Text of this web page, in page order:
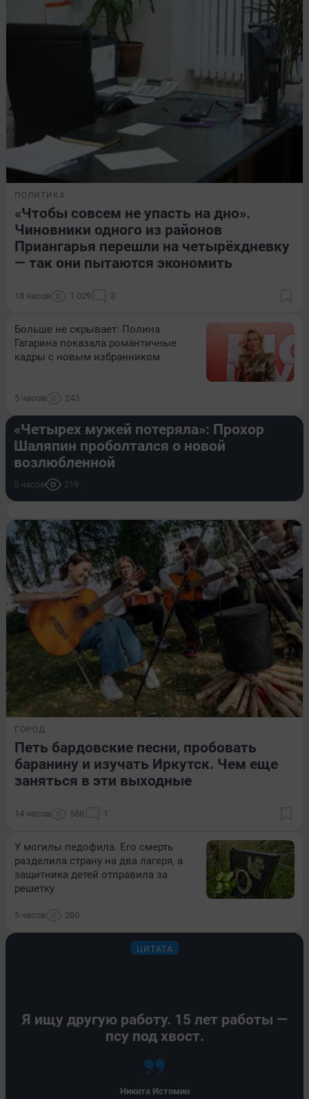
ПОЛИТИКА
«Чтобы совсем не упасть на дно».
Чиновники одного из районов
Приангарья перешли на четырёхдневку
— так они пытаются экономить
18 часов 1 029 3
Больше не скрывает: Полина
Гагарина показала романтичные
кадры с новым избранником
5 часов 243
«Четырех мужей потеряла»: Прохор
Шаляпин проболтался о новой
возлюбленной
5 часов 219
ГОРОД
Петь бардовские песни, пробовать
баранину и изучать Иркутск. Чем еще
заняться в эти выходные
14 часов 588 1
У могилы педофила. Его смерть
разделила страну на два лагеря, а
защитника детей отправила за
решетку
5 часов 280
ЦИТАТА
Я ищу другую работу. 15 лет работы —
псу под хвост.
Никита Истомин